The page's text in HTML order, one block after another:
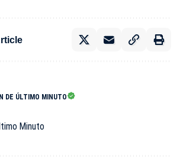
DE ÚLTIMO MINUTO
Minuto